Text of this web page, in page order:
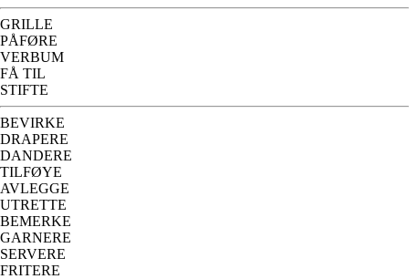
GRILLE
PÅFØRE
VERBUM
FÅ TIL
STIFTE
BEVIRKE
DRAPERE
DANDERE
TILFØYE
AVLEGGE
UTRETTE
BEMERKE
GARNERE
SERVERE
FRITERE